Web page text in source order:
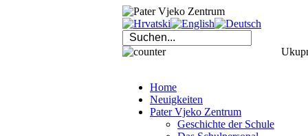
Home
Neuigkeiten
Pater Vjeko Zentrum
Geschichte der Schule